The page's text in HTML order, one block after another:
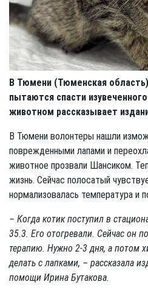
В Тюмени (Тюменская
пытаются спасти
животном рассказывает
В Тюмени волонтеры нашли
поврежденными лапами и
животное прозвали Шансиком.
жизнь. Сейчас полосатый
нормализовалась температура и
– Когда котик поступил в
35.3. Его отогревали. Сейчас он
терапию. Нужно 2-3 дня, а потом
делать с лапками, – рассказала
помощи Ирина Бутакова.